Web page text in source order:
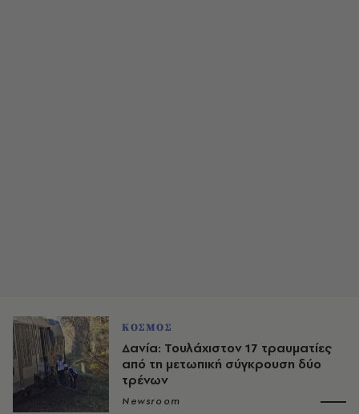
ΚΟΣΜΟΣ
Δανία: Τουλάχιστον 17 τραυματίες
από τη μετωπική σύγκρουση δύο
τρένων
Newsroom